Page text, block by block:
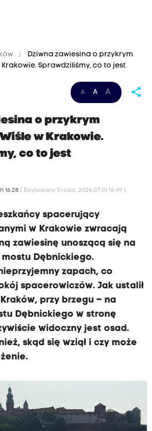
Dziwna zawiesina o przykrym
Sprawdziliśmy, co to jest
A A A share
o przykrym
w Krakowie.
co to jest
16:28 ( Edytowany Środa, 2026.07.01 16:49 )
spacerujący
w Krakowie zwracają
zawiesinę unoszącą się na
Dębnickiego.
zapach, co
spacerowiczów. Jak ustalił
przy brzegu – na
Dębnickiego w stronę
widoczny jest osad.
skąd się wziął i czy może